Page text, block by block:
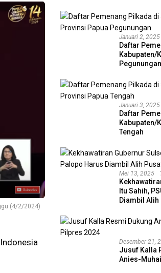
(4/2/2024)
Januari 2, 2025
Daftar
Kabupaten/
Pegunungan
Januari 3, 2025
Daftar
Kabupaten/
Tengah
Mei 13, 2025
Itu Sahih,
Diambil Alih
Desember 21,
Jusuf Kalla
Anies-